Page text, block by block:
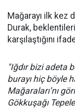
Mağarayı ilk kez
Durak,
karşılaştığını
"Iğdır bizi adeta
burayı hiç böyle
Mağaraları’nı
Gökkuşağı